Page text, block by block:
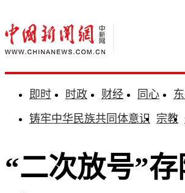
即时 时政 财经 同心
铸牢中华民族共同体意识 宗教
“二次放号”